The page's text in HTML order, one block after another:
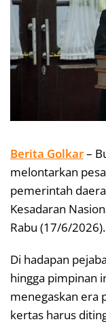
Berita Golkar–
melontarkan
pemerintah
Kesadaran
Rabu (17/6/2026).
Di hadapan
hingga pimpinan
menegaskan era
kertas harus